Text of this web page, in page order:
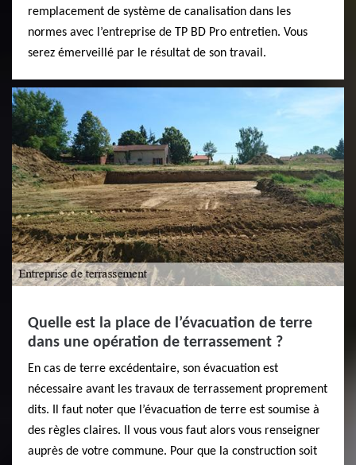
remplacement de système de canalisation dans les
normes avec l’entreprise de TP BD Pro entretien. Vous
serez émerveillé par le résultat de son travail.
Quelle est la place de l’évacuation de terre
dans une opération de terrassement ?
En cas de terre excédentaire, son évacuation est
nécessaire avant les travaux de terrassement proprement
dits. Il faut noter que l’évacuation de terre est soumise à
des règles claires. Il vous vous faut alors vous renseigner
auprès de votre commune. Pour que la construction soit